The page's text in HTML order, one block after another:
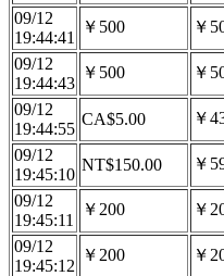
09/12
19:44:41
￥500 ￥
09/12
19:44:43
￥500 ￥
09/12
19:44:55
CA$5.00 ￥
09/12
19:45:10
NT$150.00 ￥
09/12
19:45:11
￥200 ￥
09/12
19:45:12
￥200 ￥